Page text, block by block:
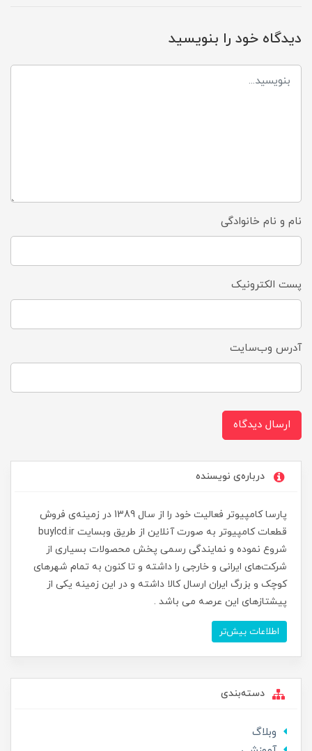
دیدگاه خود را بنویسید
نام و نام خانوادگی
پست الکترونیک
آدرس وب‌سایت
ارسال دیدگاه
درباره‌ی نویسنده
پارسا کامپیوتر فعالیت خود را از سال 1389 در زمینه‌ی فروش
قطعات کامپیوتر به صورت آنلاین از طریق وبسایت buylcd.ir
شروع نموده و نمایندگی رسمی پخش محصولات بسیاری از
شرکت‌های ایرانی و خارجی را داشته و تا کنون به تمام شهرهای
کوچک و بزرگ ایران ارسال کالا داشته و در این زمینه یکی از
پیشتازهای این عرصه می باشد .
اطلاعات بیش‌تر
دسته‌بندی
وبلاگ